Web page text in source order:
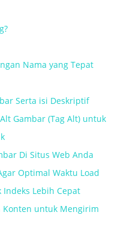
Nama yang Tepat
Serta isi Deskriptif
Gambar (Tag Alt) untuk
Di Situs Web Anda
Optimal Waktu Load
Lebih Cepat
Konten untuk Mengirim